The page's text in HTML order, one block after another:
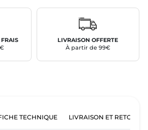
LIVRAISON OFFERTE
À partir de 99€
TECHNIQUE LIVRAISON ET RETOURS